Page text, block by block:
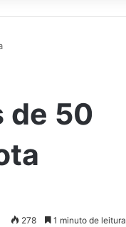
de 50
278 1 minuto de leitura